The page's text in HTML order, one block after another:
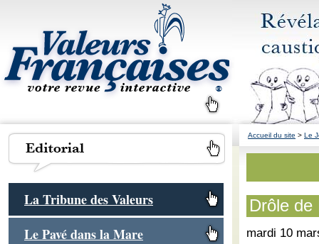
La Tribune des Valeurs
Le Pavé dans la Mare
Accueil du site > Le
Drôle de
mardi 10